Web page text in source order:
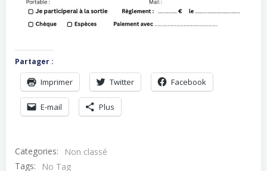
Partager :
Imprimer Twitter Facebook
E-mail Plus
Categories:
Non classé
Tags:
No Tag